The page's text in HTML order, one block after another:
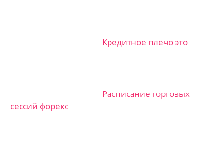
Кредитное плечо это
Расписание торговых
сессий форекс